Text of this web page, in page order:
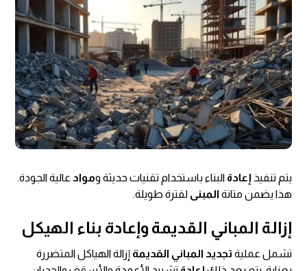
يتم تنفيذ إعادة البناء باستخدام تقنيات حديثة ومواد عالية الجودة.
هذا يضمن متانة المبنى لفترة طويلة.
إزالة المباني القديمة وإعادة بناء الهيكل
تشمل عملية تجديد المباني القديمة إزالة الهياكل المتضررة